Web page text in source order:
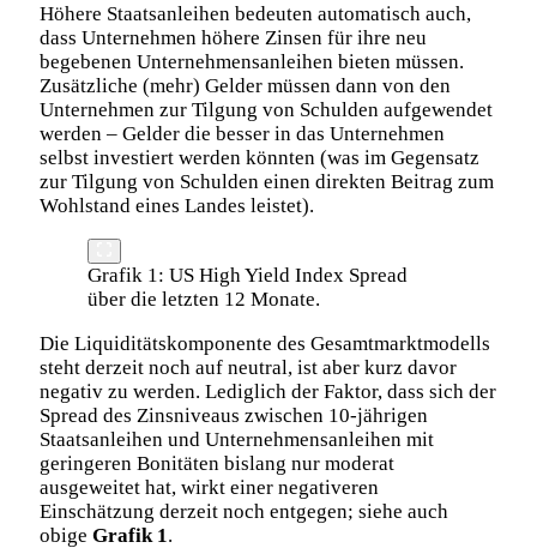
Höhere Staatsanleihen bedeuten automatisch auch,
dass Unternehmen höhere Zinsen für ihre neu
begebenen Unternehmensanleihen bieten müssen.
Zusätzliche (mehr) Gelder müssen dann von den
Unternehmen zur Tilgung von Schulden aufgewendet
werden – Gelder die besser in das Unternehmen
selbst investiert werden könnten (was im Gegensatz
zur Tilgung von Schulden einen direkten Beitrag zum
Wohlstand eines Landes leistet).
Grafik 1: US High Yield Index Spread
über die letzten 12 Monate.
Die Liquiditätskomponente des Gesamtmarktmodells
steht derzeit noch auf neutral, ist aber kurz davor
negativ zu werden. Lediglich der Faktor, dass sich der
Spread des Zinsniveaus zwischen 10-jährigen
Staatsanleihen und Unternehmensanleihen mit
geringeren Bonitäten bislang nur moderat
ausgeweitet hat, wirkt einer negativeren
Einschätzung derzeit noch entgegen; siehe auch
obige Grafik 1.